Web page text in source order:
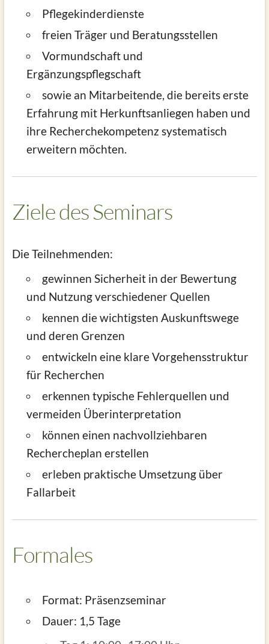
Pflegekinderdienste
freien Träger und Beratungsstellen
Vormundschaft und
Ergänzungspflegschaft
sowie an Mitarbeitende, die bereits erste
Erfahrung mit Herkunftsanliegen haben und
ihre Recherchekompetenz systematisch
erweitern möchten.
Ziele des Seminars
Die Teilnehmenden:
gewinnen Sicherheit in der Bewertung
und Nutzung verschiedener Quellen
kennen die wichtigsten Auskunftswege
und deren Grenzen
entwickeln eine klare Vorgehensstruktur
für Recherchen
erkennen typische Fehlerquellen und
vermeiden Überinterpretation
können einen nachvollziehbaren
Rechercheplan erstellen
erleben praktische Umsetzung über
Fallarbeit
Formales
Format: Präsenzseminar
Dauer: 1,5 Tage